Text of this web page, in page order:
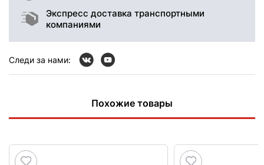
Экспресс доставка транспортными
компаниями
Следи за нами:
Похожие товары